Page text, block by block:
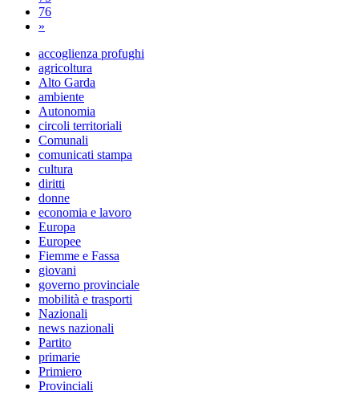
76
»
accoglienza profughi
agricoltura
Alto Garda
ambiente
Autonomia
circoli territoriali
Comunali
comunicati stampa
cultura
diritti
donne
economia e lavoro
Europa
Europee
Fiemme e Fassa
giovani
governo provinciale
mobilità e trasporti
Nazionali
news nazionali
Partito
primarie
Primiero
Provinciali